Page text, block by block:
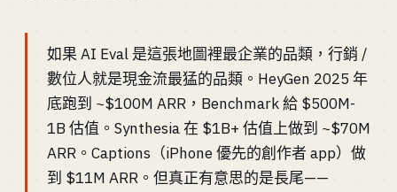
如果 AI Eval 是這張地圖裡最企業的品類，行銷 /
數位人就是現金流最猛的品類。HeyGen 2025 年
底跑到 ~$100M ARR，Benchmark 給 $500M-
1B 估值。Synthesia 在 $1B+ 估值上做到 ~$70M
ARR。Captions（iPhone 優先的創作者 app）做
到 $11M ARR。但真正有意思的是長尾——